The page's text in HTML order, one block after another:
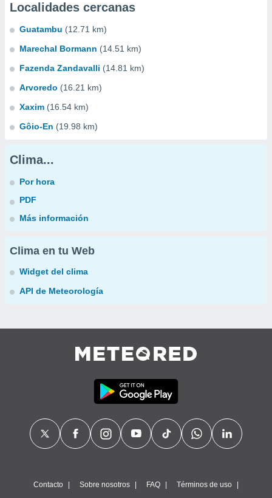
Localidades cercanas
Guatambu (12.71 km)
Marechal Bormann (14.51 km)
Fazenda Zandavalli (14.81 km)
Arvoredo (16.21 km)
Xaxim (16.54 km)
Gôio-En (19.98 km)
Clima...
Por hora
PDF
Más información
Clima en tu Web
Widget del clima
API de Meteorología
Contacto Sobre nosotros FAQ Términos de uso